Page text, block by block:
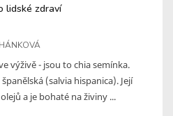
lidské zdraví
výživě - jsou to chia semínka.
(salvia hispanica). Její
a je bohaté na živiny ...